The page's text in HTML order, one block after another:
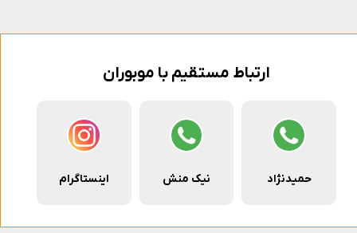
ارتباط مستقیم با موبوران
حمیدنژاد نیک منش اینستاگرام